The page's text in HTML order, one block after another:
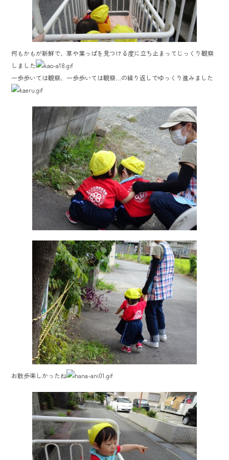
何もかもが新鮮で、草や葉っぱを見つける度に立ち止まってじっくり観察
しました
一歩歩いては観察、一歩歩いては観察…の繰り返しでゆっくり進みました
お散歩楽しかったね